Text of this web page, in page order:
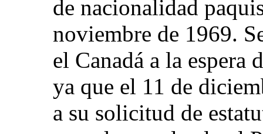
de nacionalidad
noviembre de 1969.
el Canadá a la espera
ya que el 11 de
a su solicitud de